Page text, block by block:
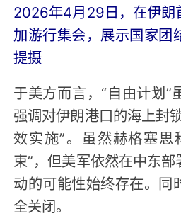
2026年4月29日，在伊朗
加游行集会，展示国家团
提摄
于美方而言，“自由计划”
强调对伊朗港口的海上封
效实施”。虽然赫格塞思
束”，但美军依然在中东
动的可能性始终存在。同
全关闭。